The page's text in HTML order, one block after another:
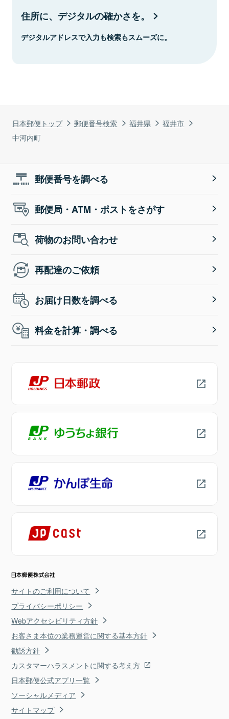
日本郵便トップ 郵便番号検索 福井県
福井市
中河内町
住所に、デジタルの確かさを。
デジタルアドレスで入力も検索もスムーズに。
郵便番号を調べる
郵便局・ATM・ポストをさがす
荷物のお問い合わせ
再配達のご依頼
お届け日数を調べる
料金を計算・調べる
サイトのご利用について
プライバシーポリシー
Webアクセシビリティ方針
お客さま本位の業務運営に関する基本方針
勧誘方針
カスタマーハラスメントに関する考え方
日本郵便公式アプリ一覧
ソーシャルメディア
サイトマップ